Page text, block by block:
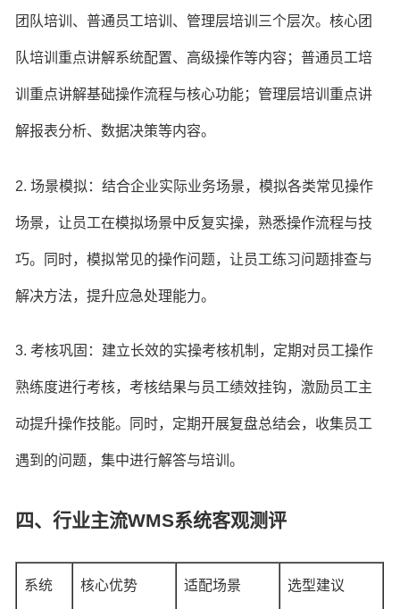
团队培训、普通员工培训、管理层培训三个层次。核心团
队培训重点讲解系统配置、高级操作等内容；普通员工培
训重点讲解基础操作流程与核心功能；管理层培训重点讲
解报表分析、数据决策等内容。
2. 场景模拟：结合企业实际业务场景，模拟各类常见操作
场景，让员工在模拟场景中反复实操，熟悉操作流程与技
巧。同时，模拟常见的操作问题，让员工练习问题排查与
解决方法，提升应急处理能力。
3. 考核巩固：建立长效的实操考核机制，定期对员工操作
熟练度进行考核，考核结果与员工绩效挂钩，激励员工主
动提升操作技能。同时，定期开展复盘总结会，收集员工
遇到的问题，集中进行解答与培训。
四、行业主流WMS系统客观测评
系统 核心优势 适配场景 选型建议